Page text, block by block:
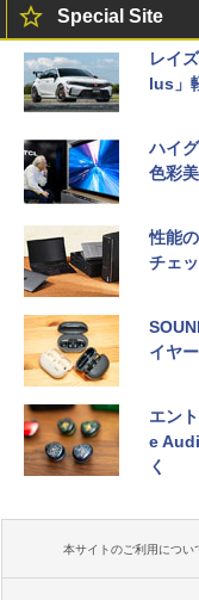
Special Site
レイ
lus」
ハイ
色彩
性能
チェッ
イヤ
エン
e
く
本サイトのご利用につい